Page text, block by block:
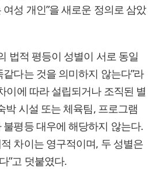
성 개인”을 새로운 정의로 삼았
법적 평등이 성별이 서로 동일
다는 것을 의미하지 않는다”라
이에 따라 설립되거나 조직된 별
박 시설 또는 체육팀, 프로그램
평등 대우에 해당하지 않는다.
차이는 영구적이며, 두 성별은
”고 덧붙였다.